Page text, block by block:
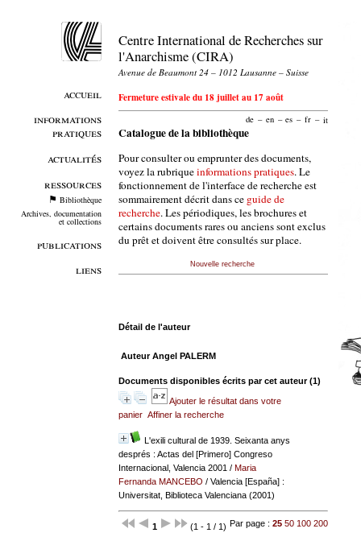
accueil
informations
pratiques
actualités
ressources
Bibliothèque
Archives, documentation
et collections
publications
liens
Centre International de Recherches sur
l'Anarchisme (CIRA)
Avenue de Beaumont 24 – 1012 Lausanne – Suisse
Fermeture estivale du 18 juillet au 17 août
de – en – es – fr – it
Catalogue de la bibliothèque
Pour consulter ou emprunter des documents,
voyez la rubriqueinformations pratiques. Le
fonctionnement de l'interface de recherche est
sommairement décrit dans ce guide de
recherche. Les périodiques, les brochures et
certains documents rares ou anciens sont exclus
du prêt et doivent être consultés sur place.
Nouvelle recherche
Détail de l'auteur
Auteur Angel PALERM
Documents disponibles écrits par cet auteur (1)
Ajouter le résultat dans votre
panier Affiner la recherche
L'exili cultural de 1939. Seixanta anys
després : Actas del [Primero] Congreso
Internacional, Valencia 2001 / Maria
Fernanda MANCEBO / Valencia [España] :
Universitat, Biblioteca Valenciana (2001)
1 (1 - 1 / 1) Par page : 25 50 100 200